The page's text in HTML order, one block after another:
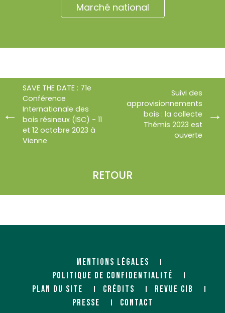
Marché national
SAVE THE DATE : 71e
Conférence
Internationale des
bois résineux (ISC) - 11
et 12 octobre 2023 à
Vienne
RETOUR
Suivi des
approvisionnements
bois : la collecte
Thémis 2023 est
ouverte
MENTIONS LÉGALES
POLITIQUE DE CONFIDENTIALITÉ
PLAN DU SITE
CRÉDITS
REVUE CIB
PRESSE
CONTACT